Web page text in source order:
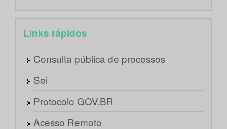
Links rápidos
Consulta pública de processos
Sei
Protocolo GOV.BR
Acesso Remoto